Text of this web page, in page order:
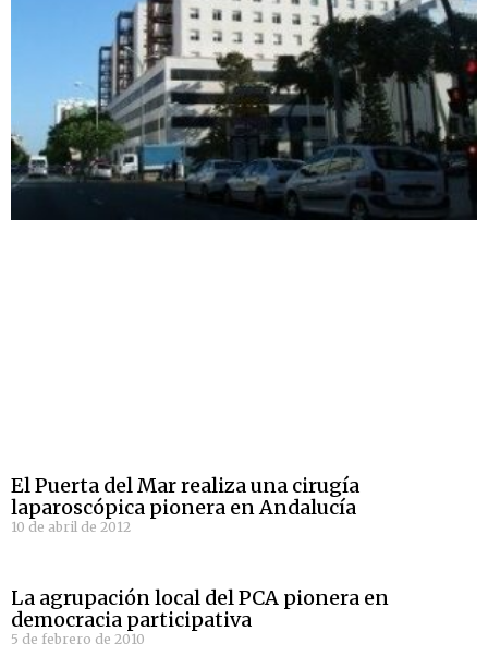
El Puerta del Mar realiza una cirugía
laparoscópica pionera en Andalucía
10 de abril de 2012
La agrupación local del PCA pionera en
democracia participativa
5 de febrero de 2010